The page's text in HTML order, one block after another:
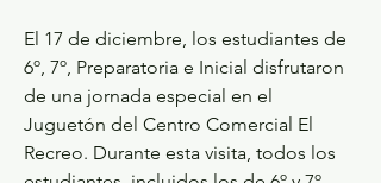
El 17 de diciembre, los estudiantes de
6º, 7º, Preparatoria e Inicial disfrutaron
de una jornada especial en el
Juguetón del Centro Comercial El
Recreo. Durante esta visita, todos los